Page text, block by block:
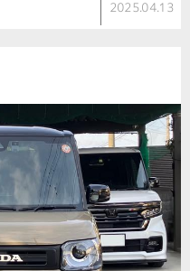
2025.04.13